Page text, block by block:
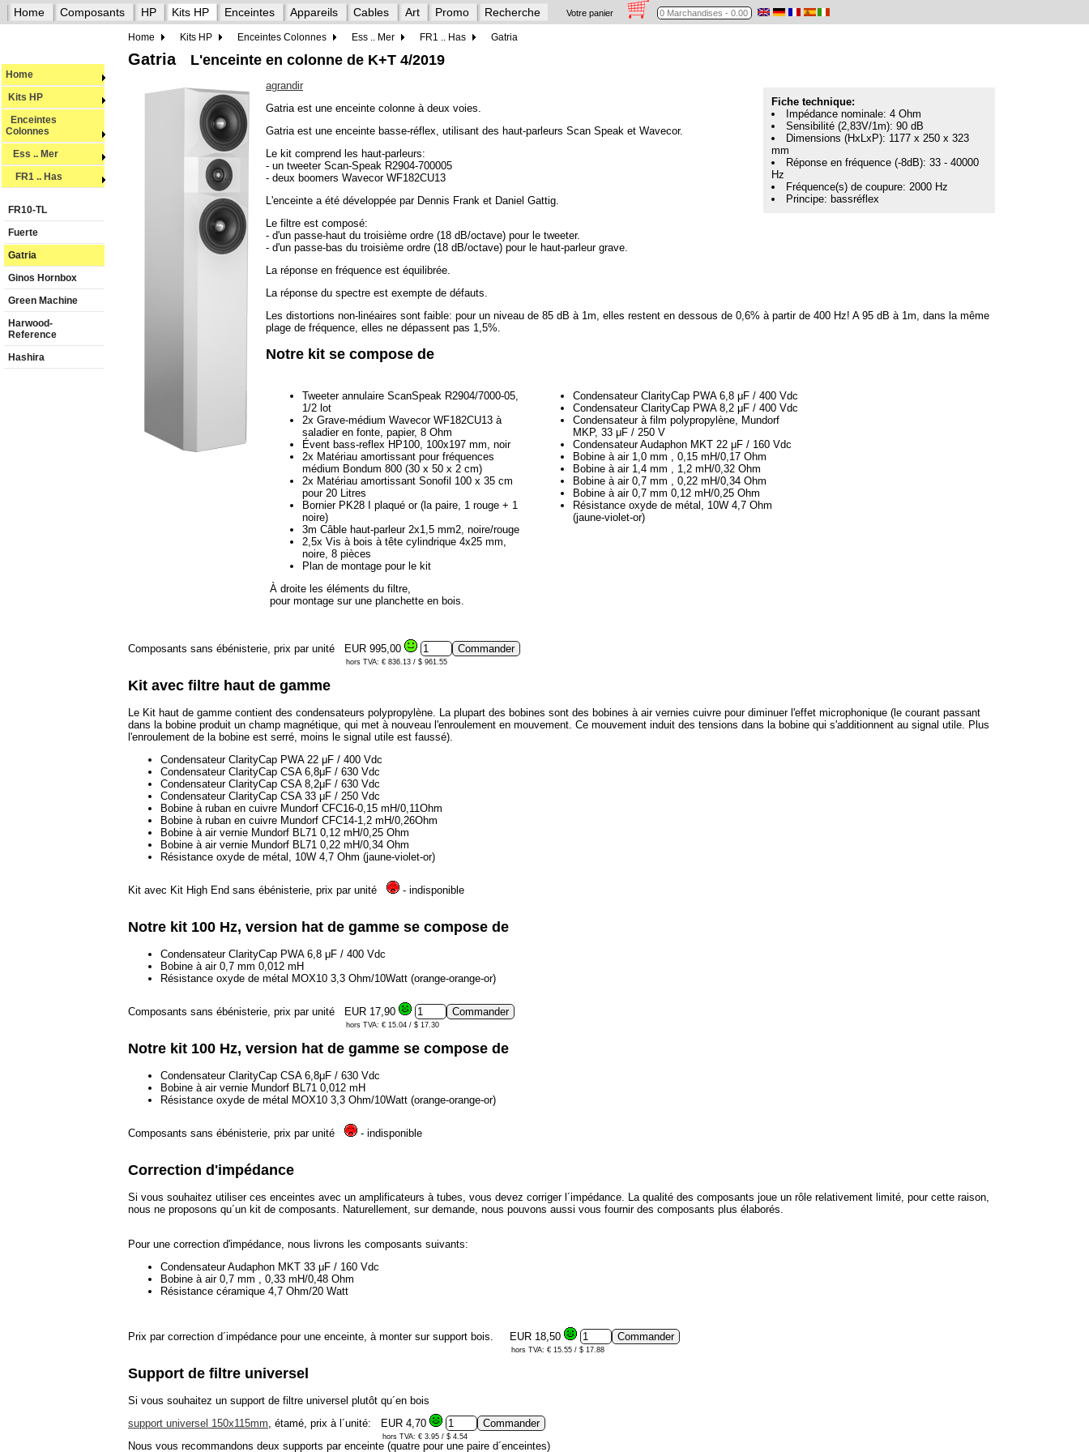
Home Composants HP Kits HP Enceintes Appareils Cables Art Promo Recherche Votre panier
Home Kits HP Enceintes Colonnes Ess .. Mer FR1 .. Has Gatria
Home
Kits HP
Enceintes
Colonnes
Ess .. Mer
FR1 .. Has
FR10-TL
Fuerte
Gatria
Ginos Hornbox
Green Machine
Harwood-
Reference
Hashira
Gatria L'enceinte en colonne de K+T 4/2019
Fiche technique:
Impédance nominale: 4 Ohm
Sensibilité (2,83V/1m): 90 dB
Dimensions (HxLxP): 1177 x 250 x 323
mm
Réponse en fréquence (-8dB): 33 - 40000
Hz
Fréquence(s) de coupure: 2000 Hz
Principe: bassréflex
agrandir
Gatria est une enceinte colonne à deux voies.
Gatria est une enceinte basse-réflex, utilisant des haut-parleurs Scan Speak et Wavecor.
Le kit comprend les haut-parleurs:
- un tweeter Scan-Speak R2904-700005
- deux boomers Wavecor WF182CU13
L'enceinte a été développée par Dennis Frank et Daniel Gattig.
Le filtre est composé:
- d'un passe-haut du troisième ordre (18 dB/octave) pour le tweeter.
- d'un passe-bas du troisième ordre (18 dB/octave) pour le haut-parleur grave.
La réponse en fréquence est équilibrée.
La réponse du spectre est exempte de défauts.
Les distortions non-linéaires sont faible: pour un niveau de 85 dB à 1m, elles restent en dessous de 0,6% à partir de 400 Hz! A 95 dB à 1m, dans la même
plage de fréquence, elles ne dépassent pas 1,5%.
Notre kit se compose de
Tweeter annulaire ScanSpeak R2904/7000-05,
1/2 lot
2x Grave-médium Wavecor WF182CU13 à
saladier en fonte, papier, 8 Ohm
Évent bass-reflex HP100, 100x197 mm, noir
2x Matériau amortissant pour fréquences
médium Bondum 800 (30 x 50 x 2 cm)
2x Matériau amortissant Sonofil 100 x 35 cm
pour 20 Litres
Bornier PK28 I plaqué or (la paire, 1 rouge + 1
noire)
3m Câble haut-parleur 2x1,5 mm2, noire/rouge
2,5x Vis à bois à tête cylindrique 4x25 mm,
noire, 8 pièces
Plan de montage pour le kit
À droite les éléments du filtre,
pour montage sur une planchette en bois.
Condensateur ClarityCap PWA 6,8 μF / 400 Vdc
Condensateur ClarityCap PWA 8,2 μF / 400 Vdc
Condensateur à film polypropylène, Mundorf
MKP, 33 μF / 250 V
Condensateur Audaphon MKT 22 μF / 160 Vdc
Bobine à air 1,0 mm , 0,15 mH/0,17 Ohm
Bobine à air 1,4 mm , 1,2 mH/0,32 Ohm
Bobine à air 0,7 mm , 0,22 mH/0,34 Ohm
Bobine à air 0,7 mm 0,12 mH/0,25 Ohm
Résistance oxyde de métal, 10W 4,7 Ohm
(jaune-violet-or)
Composants sans ébénisterie, prix par unité EUR 995,00
hors TVA: € 836.13 / $ 961.55
Kit avec filtre haut de gamme
Le Kit haut de gamme contient des condensateurs polypropylène. La plupart des bobines sont des bobines à air vernies cuivre pour diminuer l'effet microphonique (le courant passant
dans la bobine produit un champ magnétique, qui met à nouveau l'enroulement en mouvement. Ce mouvement induit des tensions dans la bobine qui s'additionnent au signal utile. Plus
l'enroulement de la bobine est serré, moins le signal utile est faussé).
Condensateur ClarityCap PWA 22 μF / 400 Vdc
Condensateur ClarityCap CSA 6,8μF / 630 Vdc
Condensateur ClarityCap CSA 8,2μF / 630 Vdc
Condensateur ClarityCap CSA 33 μF / 250 Vdc
Bobine à ruban en cuivre Mundorf CFC16-0,15 mH/0,11Ohm
Bobine à ruban en cuivre Mundorf CFC14-1,2 mH/0,26Ohm
Bobine à air vernie Mundorf BL71 0,12 mH/0,25 Ohm
Bobine à air vernie Mundorf BL71 0,22 mH/0,34 Ohm
Résistance oxyde de métal, 10W 4,7 Ohm (jaune-violet-or)
Kit avec Kit High End sans ébénisterie, prix par unité - indisponible
Notre kit 100 Hz, version hat de gamme se compose de
Condensateur ClarityCap PWA 6,8 μF / 400 Vdc
Bobine à air 0,7 mm 0,012 mH
Résistance oxyde de métal MOX10 3,3 Ohm/10Watt (orange-orange-or)
Composants sans ébénisterie, prix par unité EUR 17,90
hors TVA: € 15.04 / $ 17.30
Notre kit 100 Hz, version hat de gamme se compose de
Condensateur ClarityCap CSA 6,8μF / 630 Vdc
Bobine à air vernie Mundorf BL71 0,012 mH
Résistance oxyde de métal MOX10 3,3 Ohm/10Watt (orange-orange-or)
Composants sans ébénisterie, prix par unité - indisponible
Correction d'impédance
Si vous souhaitez utiliser ces enceintes avec un amplificateurs à tubes, vous devez corriger l´impédance. La qualité des composants joue un rôle relativement limité, pour cette raison,
nous ne proposons qu´un kit de composants. Naturellement, sur demande, nous pouvons aussi vous fournir des composants plus élaborés.
Pour une correction d'impédance, nous livrons les composants suivants:
Condensateur Audaphon MKT 33 μF / 160 Vdc
Bobine à air 0,7 mm , 0,33 mH/0,48 Ohm
Résistance céramique 4,7 Ohm/20 Watt
Prix par correction d´impédance pour une enceinte, à monter sur support bois. EUR 18,50
hors TVA: € 15.55 / $ 17.88
Support de filtre universel
Si vous souhaitez un support de filtre universel plutôt qu´en bois
support universel 150x115mm , étamé, prix à l´unité: EUR 4,70
hors TVA: € 3.95 / $ 4.54
Nous vous recommandons deux supports par enceinte (quatre pour une paire d´enceintes)